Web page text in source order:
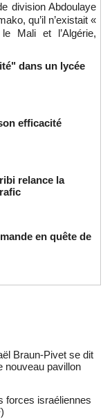
division Abdoulaye
qu’il n’existait «
Mali et l’Algérie,
dans un lycée
efficacité
relance la
en quête de
nouveau pavillon